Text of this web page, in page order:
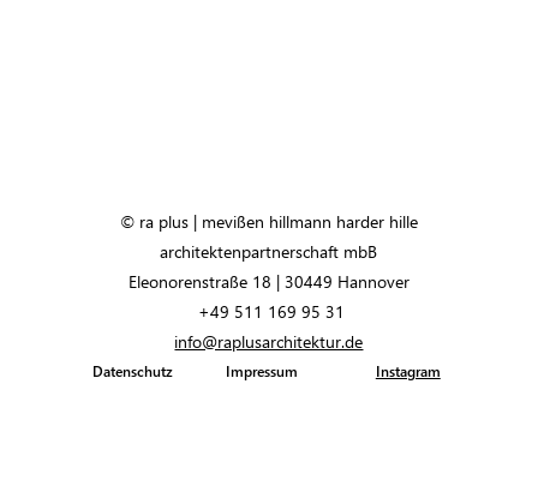
© ra plus | mevißen hillmann harder hille
architektenpartnerschaft mbB
Eleonorenstraße 18 | 30449 Hannover
+49 511 169 95 31
info@raplusarchitektur.de
Impressum Instagram
Datenschutz